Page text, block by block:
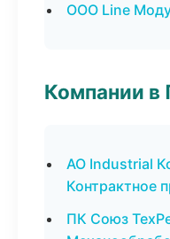
ООО Line
Компании в
АО Industrial
Контрактное
ПК Союз